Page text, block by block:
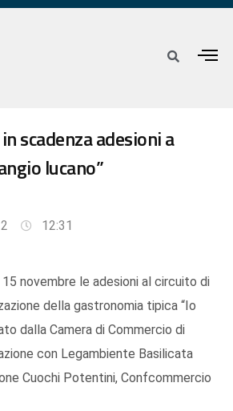
scadenza adesioni a
lucano”
12:31
novembre le adesioni al circuito di
della gastronomia tipica “Io
dalla Camera di Commercio di
con Legambiente Basilicata
Cuochi Potentini, Confcommercio